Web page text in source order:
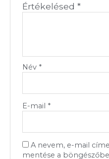
Értékelésed*
Név *
E-mail *
A nevem, e-mail
mentése a